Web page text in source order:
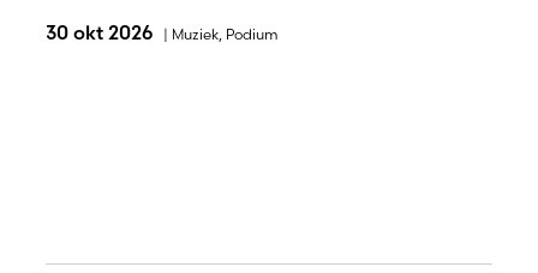
30 okt 2026 | Muziek, Podium